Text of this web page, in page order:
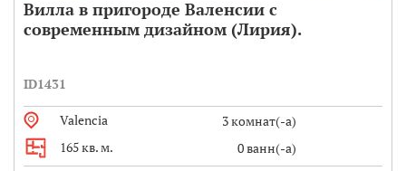
Вилла в пригороде Валенсии с
современным дизайном (Лирия).
ID1431
Valencia
3 комнат(-а)
165 кв. м.
0 ванн(-а)